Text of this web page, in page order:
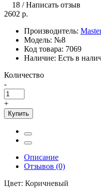
18 /Написать отзыв
2602 р.
Производитель:
Модель: №8
Код товара: 7069
Наличие: Есть в
Количество
-
+
Купить
Описание
Отзывов (0)
Цвет: Коричневый